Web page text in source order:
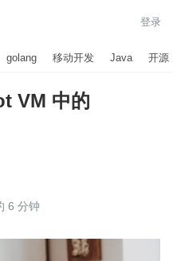
登录
golang 移动开发 Java 开源
VM 中的
6 分钟